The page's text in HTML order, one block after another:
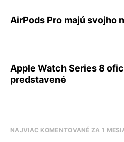
AirPods Pro majú svojho
Apple Watch Series 8
predstavené
NAJVIAC KOMENTOVANÉ ZA 1